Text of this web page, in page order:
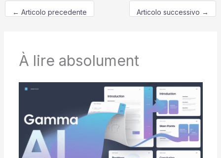
← Articolo precedente Articolo successivo →
À lire absolument